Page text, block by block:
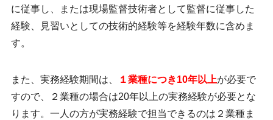
に従事し、または現場監督技術者として監督に従事した
経験、見習いとしての技術的経験等を経験年数に含めま
す。
また、実務経験期間は、 １業種につき10年以上が必要で
すので、２業種の場合は20年以上の実務経験が必要とな
ります。一人の方が実務経験で担当できるのは２業種ま